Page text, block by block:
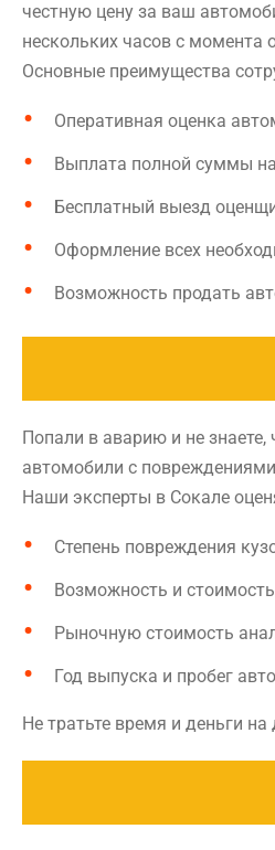
честную цену за ваш
нескольких часов с момента
Основные преимущества
Оперативная оценка
Выплата полной суммы
Бесплатный выезд
Оформление всех
Возможность продать
Попали в аварию и не
автомобили с
Наши эксперты в Сокале
Степень повреждения
Возможность и
Рыночную стоимость
Год выпуска и пробег
Не тратьте время и деньги